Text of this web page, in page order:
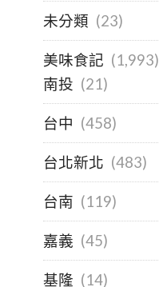
未分類 (23)
美味食記 (1,993)
南投 (21)
台中 (458)
台北新北 (483)
台南 (119)
嘉義 (45)
基隆 (14)